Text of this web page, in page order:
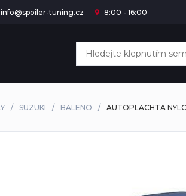
info@spoiler-tuning.cz 8:00 - 16:00
SUZUKI BALENO AUTOPLACHTA